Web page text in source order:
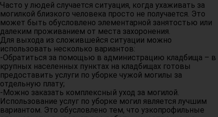
Часто у людей случается ситуация, когда ухаживать за
могилкой близкого человека просто не получается. Это
может быть обусловлено элементарной занятостью или
далеким проживанием от места захоронения.
Для выхода из сложившейся ситуации можно
использовать несколько вариантов:
-Обратиться за помощью в администрацию кладбища – в
крупных населенных пунктах на кладбищах готовы
предоставить услуги по уборке чужой могилы за
отдельную плату;
-Можно заказать комплексный уход за могилой.
Использование услуг по уборке могил является лучшим
вариантом. Это обусловлено тем, что узкопрофильные